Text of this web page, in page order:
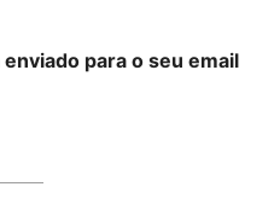
para o seu email